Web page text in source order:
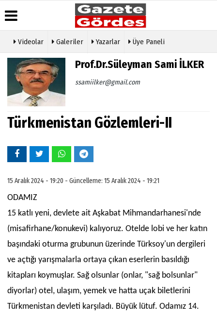
Üye Paneli
Haber
Arşivi
Gazete
Arşivi
Günün
Haberleri
Hava
Durumu
Gazete
Biyografiler
Yazarları
Video
Etkinlikler
Künye
İlkeleri
Videolar Galeriler Yazarlar Üye Paneli
Prof.Dr.Süleyman Sami İLKER
ssamiilker@gmail.com
Türkmenistan Gözlemleri-II
15 Aralık 2024 - 19:20 - Güncelleme: 15 Aralık 2024 - 19:21
ODAMIZ
15 katlı yeni, devlete ait Aşkabat Mihmandarhanesi'nde
(misafirhane/konukevi) kalıyoruz. Otelde lobi ve her katın
başındaki oturma grubunun üzerinde Türksoy'un dergileri
ve açtığı yarışmalarla ortaya çıkan eserlerin basıldığı
kitapları koymuşlar. Sağ olsunlar (onlar, "sağ bolsunlar"
diyorlar) otel, ulaşım, yemek ve hatta uçak biletlerini
Türkmenistan devleti karşıladı. Büyük lütuf. Odamız 14.